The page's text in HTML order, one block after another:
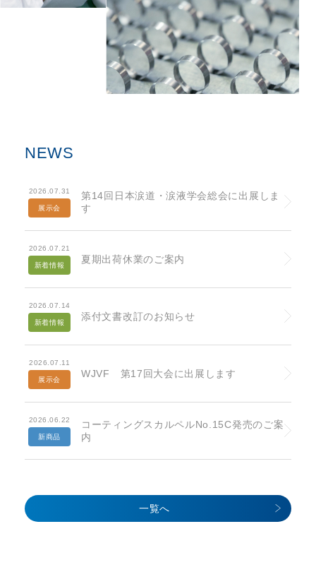
NEWS
2026.07.31
展示会
第14回日本涙道・涙液学会総会に出展しま
す
2026.07.21
新着情報
夏期出荷休業のご案内
2026.07.14
新着情報
添付文書改訂のお知らせ
2026.07.11
展示会
WJVF 第17回大会に出展します
2026.06.22
新商品
コーティングスカルペルNo.15C発売のご案
内
一覧へ